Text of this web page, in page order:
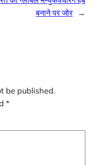
बनाने पर जोर
→
be published.
*